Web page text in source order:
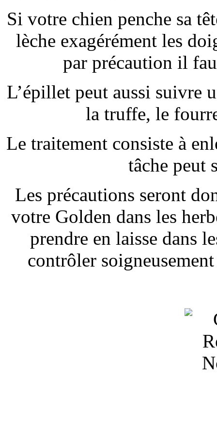
Si votre chien penche sa
lèche exagérément les
par précaution il
L’épillet peut aussi suivre
la truffe, le
Le traitement consiste à
tâche peut
Les précautions seront
votre Golden dans les
prendre en laisse dans
contrôler